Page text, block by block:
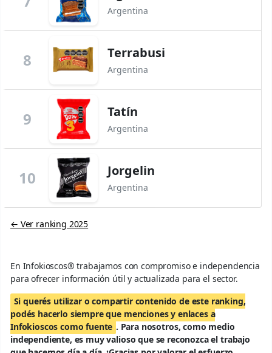
Argentina
8 Terrabusi
Argentina
9 Tatín
Argentina
10 Jorgelin
Argentina
← Ver ranking 2025
En Infokioscos® trabajamos con compromiso e independencia
para ofrecer información útil y actualizada para el sector.
Si querés utilizar o compartir contenido de este ranking,
podés hacerlo siempre que menciones y enlaces a
Infokioscos como fuente . Para nosotros, como medio
independiente, es muy valioso que se reconozca el trabajo